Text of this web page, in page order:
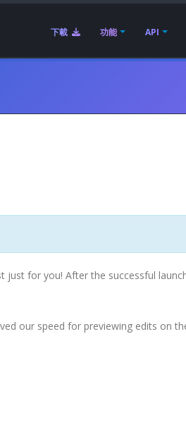
下載 功能 API
just for you! After the successful
our speed for previewing edits on